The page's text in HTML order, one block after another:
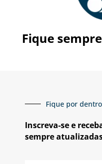
Fique
Fique por
Inscreva-se e
sempre